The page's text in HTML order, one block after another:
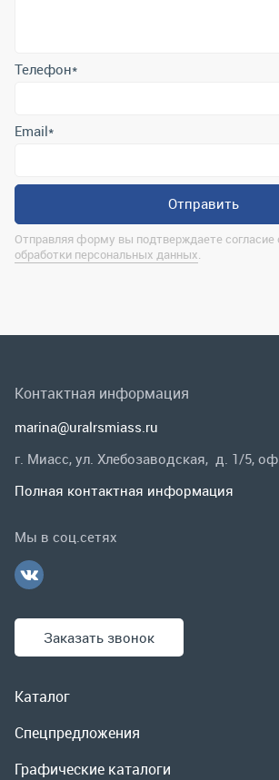
Отправляя форму вы подтверждаете согласие с
Спецпредложения
Гарантии и возврат
Контактная информация
marina@uralrsmiass.ru
Заказать звонок